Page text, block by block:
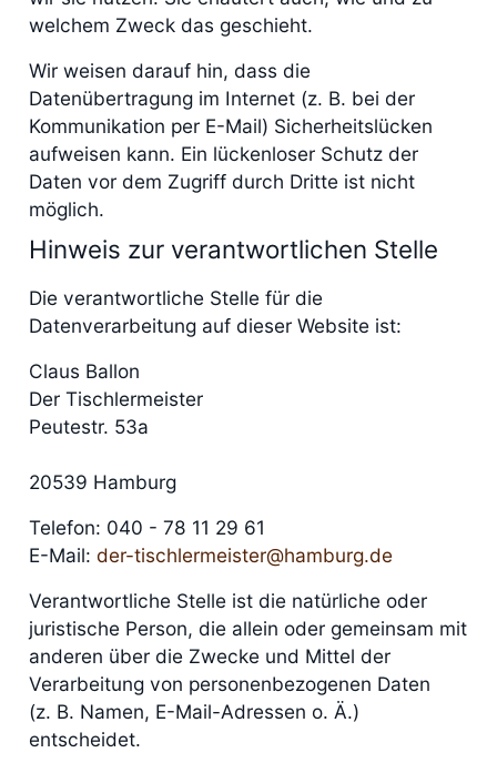
welchem Zweck das geschieht.
Wir weisen darauf hin, dass die
Datenübertragung im Internet (z. B. bei der
Kommunikation per E-Mail) Sicherheitslücken
aufweisen kann. Ein lückenloser Schutz der
Daten vor dem Zugriff durch Dritte ist nicht
möglich.
Hinweis zur verantwortlichen Stelle
Die verantwortliche Stelle für die
Datenverarbeitung auf dieser Website ist:
Claus Ballon
Der Tischlermeister
Peutestr. 53a
20539 Hamburg
Telefon: 040 - 78 11 29 61
E-Mail: der-tischlermeister@hamburg.de
Verantwortliche Stelle ist die natürliche oder
juristische Person, die allein oder gemeinsam mit
anderen über die Zwecke und Mittel der
Verarbeitung von personenbezogenen Daten
(z. B. Namen, E-Mail-Adressen o. Ä.)
entscheidet.